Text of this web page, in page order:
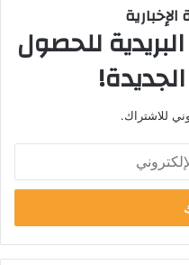
للحصول
للاشتراك.